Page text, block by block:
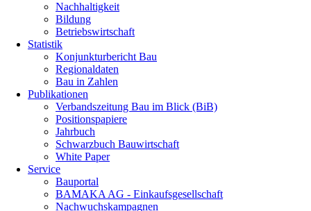
Nachhaltigkeit
Bildung
Betriebswirtschaft
Statistik
Konjunkturbericht Bau
Regionaldaten
Bau in Zahlen
Publikationen
Verbandszeitung Bau im Blick (BiB)
Positionspapiere
Jahrbuch
Schwarzbuch Bauwirtschaft
White Paper
Service
Bauportal
BAMAKA AG - Einkaufsgesellschaft
Nachwuchskampagnen